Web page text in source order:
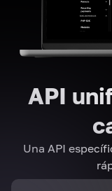
API
Una API